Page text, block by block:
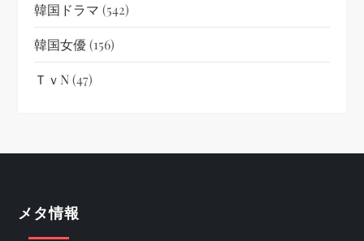
韓国ドラマ (542)
韓国女優(156)
ＴｖN(47)
メタ情報